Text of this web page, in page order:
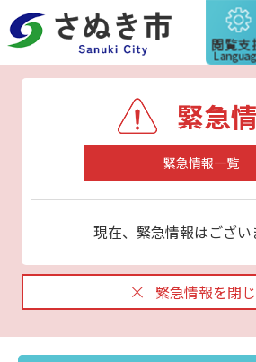
緊急
緊急情報一覧
現在、緊急情報はござい
緊急情報を閉